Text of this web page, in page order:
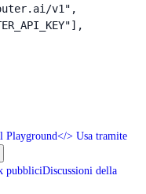
v1",
Playground</> Usa tramite
pubbliciDiscussioni della